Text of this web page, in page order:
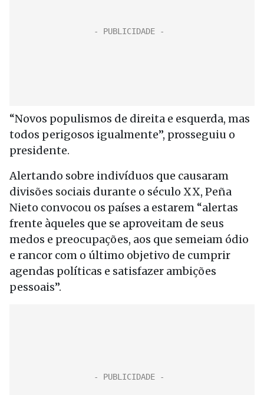
“Novos populismos de direita e esquerda, mas
todos perigosos igualmente”, prosseguiu o
presidente.
Alertando sobre indivíduos que causaram
divisões sociais durante o século XX, Peña
Nieto convocou os países a estarem “alertas
frente àqueles que se aproveitam de seus
medos e preocupações, aos que semeiam ódio
e rancor com o último objetivo de cumprir
agendas políticas e satisfazer ambições
pessoais”.